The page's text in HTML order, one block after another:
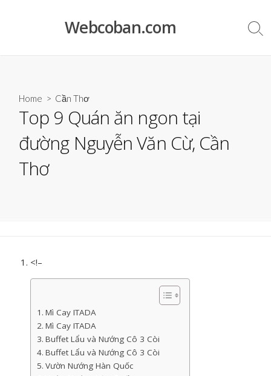
Webcoban.com
Home > Cần Thơ
Top 9 Quán ăn ngon tại
đường Nguyễn Văn Cừ, Cần
Thơ
<!–
Mì Cay ITADA
Mì Cay ITADA
Buffet Lẩu và Nướng Cô 3 Còi
Buffet Lẩu và Nướng Cô 3 Còi
Vườn Nướng Hàn Quốc